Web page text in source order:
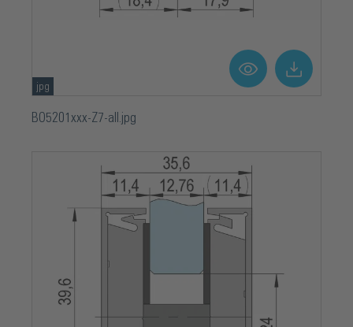
jpg
BO5201xxx-Z7-all.jpg